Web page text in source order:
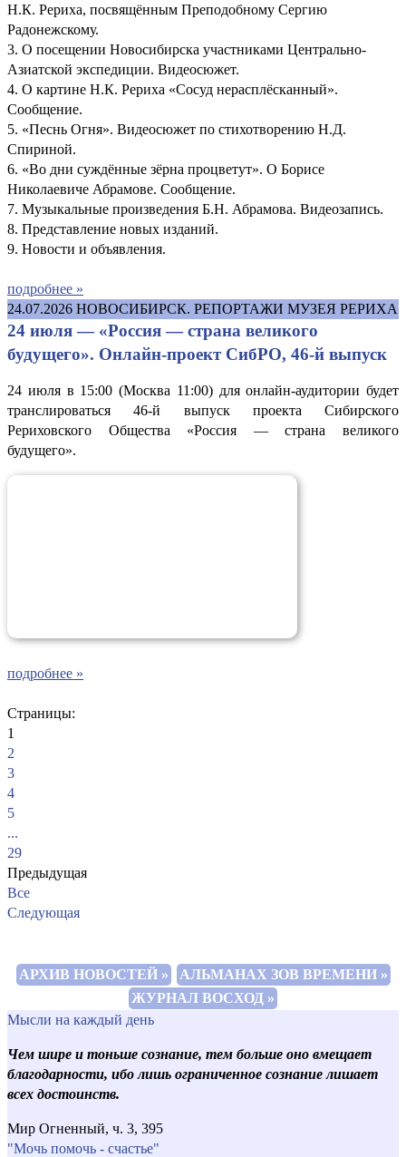
Н.К. Рериха, посвящённым Преподобному Сергию
Радонежскому.
3. О посещении Новосибирска участниками Центрально-
Азиатской экспедиции. Видеосюжет.
4. О картине Н.К. Рериха «Сосуд нерасплёсканный».
Сообщение.
5. «Песнь Огня». Видеосюжет по стихотворению Н.Д.
Спириной.
6. «Во дни суждённые зёрна процветут». О Борисе
Николаевиче Абрамове. Сообщение.
7. Музыкальные произведения Б.Н. Абрамова. Видеозапись.
8. Представление новых изданий.
9. Новости и объявления.
подробнее »
24.07.2026 НОВОСИБИРСК. РЕПОРТАЖИ МУЗЕЯ РЕРИХА
24 июля — «Россия — страна великого
будущего». Онлайн-проект СибРО, 46-й выпуск
24 июля в 15:00 (Москва 11:00) для онлайн-аудитории будет
транслироваться 46-й выпуск проекта Сибирского
Рериховского Общества «Россия — страна великого
будущего».
подробнее »
Страницы:
1
2
3
4
5
...
29
Предыдущая
Все
Следующая
АРХИВ НОВОСТЕЙ »
АЛЬМАНАХ ЗОВ ВРЕМЕНИ »
ЖУРНАЛ ВОСХОД »
Мысли на каждый день
Чем шире и тоньше сознание, тем больше оно вмещает
благодарности, ибо лишь ограниченное сознание лишает
всех достоинств.
Мир Огненный, ч. 3, 395
"Мочь помочь - счастье"